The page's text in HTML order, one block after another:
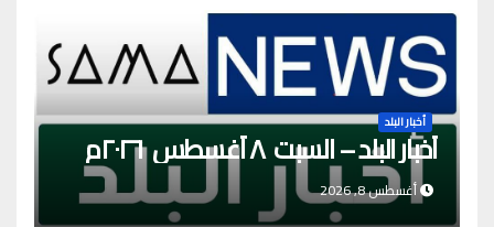
أخبار البلد
أخبار البلد – السبت ٨ أغسطس ٢٠٢٦م
أغسطس 8, 2026